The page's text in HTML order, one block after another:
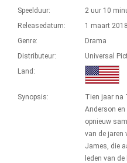
Speelduur:
2 uur 10
Releasedatum:
1 maart 2018
Genre:
Drama
Distributeur:
Universal
Land:
Synopsis:
Tien jaar na
Anderson
opnieuw
van de jaren
James, die
leden van